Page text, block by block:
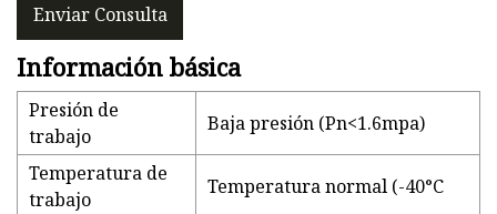
Enviar Consulta
Información básica
Presión de
trabajo
Baja presión (Pn<1.6mpa)
Temperatura de
trabajo
Temperatura normal (-40°C